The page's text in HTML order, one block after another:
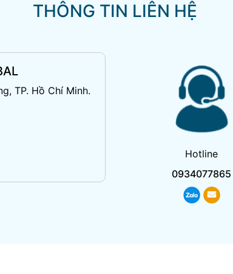
THÔNG TIN LIÊN HỆ
TP. Hồ Chí Minh.
Hotline
0934077865